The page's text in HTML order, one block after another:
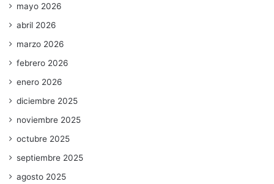
mayo 2026
abril 2026
marzo 2026
febrero 2026
enero 2026
diciembre 2025
noviembre 2025
octubre 2025
septiembre 2025
agosto 2025